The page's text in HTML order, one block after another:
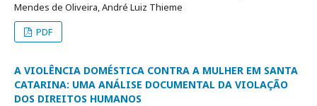
Mendes de Oliveira, André Luiz Thieme
PDF
A VIOLÊNCIA DOMÉSTICA CONTRA A MULHER EM SANTA
CATARINA: UMA ANÁLISE DOCUMENTAL DA VIOLAÇÃO
DOS DIREITOS HUMANOS